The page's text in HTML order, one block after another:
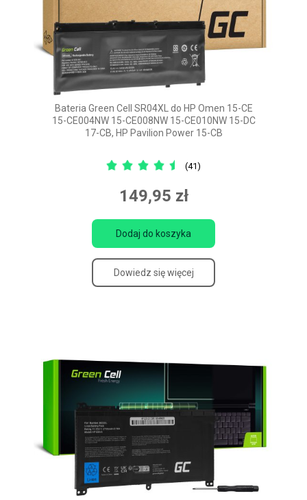
Bateria Green Cell SR04XL do HP Omen 15-CE
15-CE004NW 15-CE008NW 15-CE010NW 15-DC
17-CB, HP Pavilion Power 15-CB
(41)
149,95 zł
Dodaj do koszyka
Dowiedz się więcej